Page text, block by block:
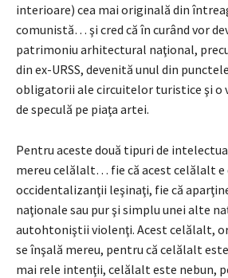
interioare) cea mai originală din
comunistă… şi cred că în curând vor
patrimoniu arhitectural naţional,
din ex-URSS, devenită unul din
obligatorii ale circuitelor turistice şi o
de speculă pe piaţa artei.
Pentru aceste două tipuri de
mereu celălalt… fie că acest celălalt e
occidentalizanţii leşinaţi, fie că
naţionale sau pur şi simplu unei alte
autohtoniştii violenţi. Acest celălalt,
se înşală mereu, pentru că celălalt
mai rele intenţii, celălalt este nebun,